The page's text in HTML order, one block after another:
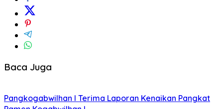
Baca Juga
Pangkogabwilhan I Terima Laporan Kenaikan Pangkat